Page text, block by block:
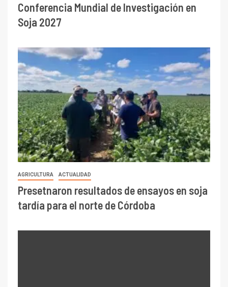
Conferencia Mundial de Investigación en
Soja 2027
AGRICULTURA ACTUALIDAD
Presetnaron resultados de ensayos en soja
tardía para el norte de Córdoba